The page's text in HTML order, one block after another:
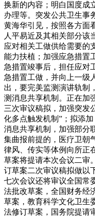
换新的内容；明白国度成
办理等。突发公共卫生事
黄海华引见，按照各方面
人平易近及其相关部分该
应对相关工做供给需要的
能力扶植；加强应急措置
急措置竣事后，担任应对
急措置工做，并向上一级
出，要完美监测演讲轨制
测消息共享机制。正在加
三次审议稿拟，加强突发
化多点触发机制”；拟添
消息共享机制，加强部分
集曲报前提的，医疗卫朝
律风、传实等体例向所正
草案将提请本次会议二审
订草案二次审议稿拟做以
七次会议还将审议全国常
法批改草案，全国财务经
草案，教育科学文化卫生
法修订草案，国务院提请